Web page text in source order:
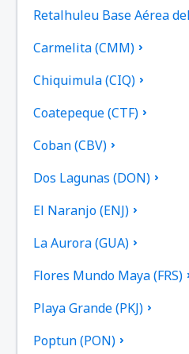
Retalhuleu Base Aérea
Carmelita (CMM)
Chiquimula (CIQ)
Coatepeque (CTF)
Coban (CBV)
Dos Lagunas (DON)
El Naranjo (ENJ)
La Aurora (GUA)
Flores Mundo Maya (FRS)
Playa Grande (PKJ)
Poptun (PON)